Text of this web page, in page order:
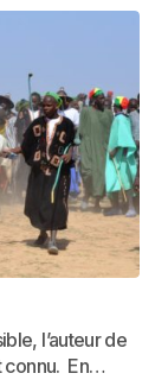
l’auteur de
connu. En…